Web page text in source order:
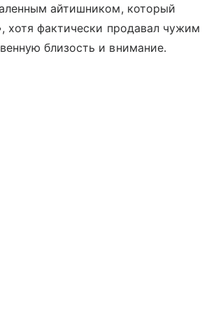
айтишником, который
хотя фактически продавал чужим
близость и внимание.